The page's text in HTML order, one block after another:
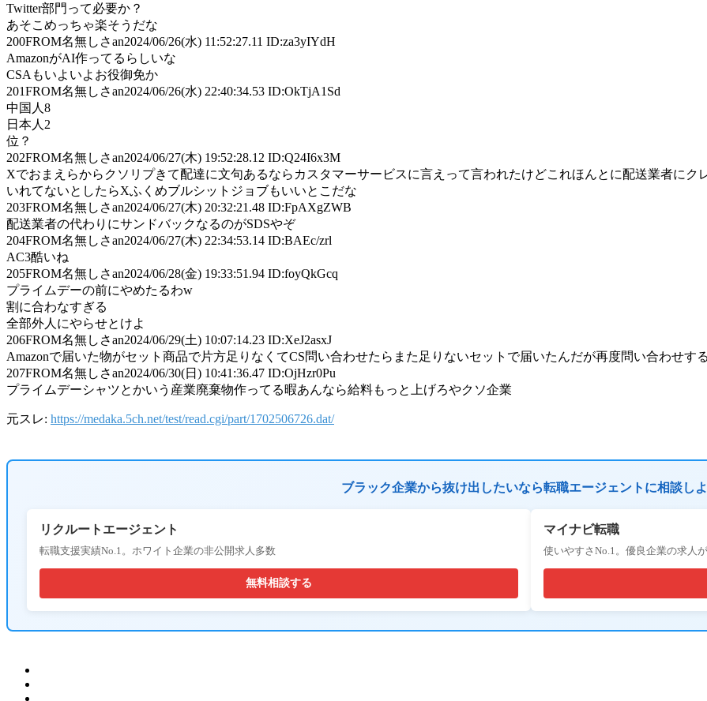
Twitter部門って必要か？
あそこめっちゃ楽そうだな
200FROM名無しさan2024/06/26(水) 11:52:27.11 ID:za3yIYdH
AmazonがAI作ってるらしいな
CSAもいよいよお役御免か
201FROM名無しさan2024/06/26(水) 22:40:34.53 ID:OkTjA1Sd
中国人8
日本人2
位？
202FROM名無しさan2024/06/27(木) 19:52:28.12 ID:Q24I6x3M
Xでおまえらからクソリプきて配達に文句あるならカスタマーサービスに言えって言われたけどこれほんとに配送業者にク
いれてないとしたらXふくめブルシットジョブもいいとこだな
203FROM名無しさan2024/06/27(木) 20:32:21.48 ID:FpAXgZWB
配送業者の代わりにサンドバックなるのがSDSやぞ
204FROM名無しさan2024/06/27(木) 22:34:53.14 ID:BAEc/zrl
AC3酷いね
205FROM名無しさan2024/06/28(金) 19:33:51.94 ID:foyQkGcq
プライムデーの前にやめたるわw
割に合わなすぎる
全部外人にやらせとけよ
206FROM名無しさan2024/06/29(土) 10:07:14.23 ID:XeJ2asxJ
Amazonで届いた物がセット商品で片方足りなくてCS問い合わせたらまた足りないセットで届いたんだが再度問い合わせす
207FROM名無しさan2024/06/30(日) 10:41:36.47 ID:OjHzr0Pu
プライムデーシャツとかいう産業廃棄物作ってる暇あんなら給料もっと上げろやクソ企業
元スレ: https://medaka.5ch.net/test/read.cgi/part/1702506726.dat/
ブラック企業から抜け出したいなら転職エージェントに相談し
リクルートエージェント
転職支援実績No.1。ホワイト企業の非公開求人多数
無料相談する
マイナビ転職
使いやすさNo.1。優良企業の求人